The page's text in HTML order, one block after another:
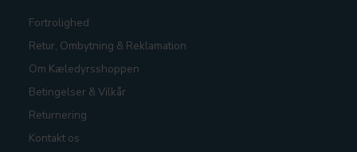
Fortrolighed
Retur, Ombytning & Reklamation
Om Kæledyrsshoppen
Betingelser & Vilkår
Returnering
Kontakt os